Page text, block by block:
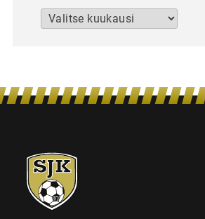
Arkistot
SJK-
juniorit